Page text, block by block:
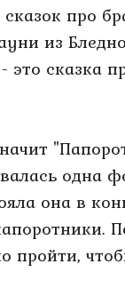
про
из
это сказка
одна
она в
пройти,